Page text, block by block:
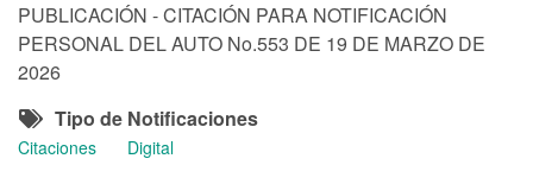
PUBLICACIÓN - CITACIÓN PARA NOTIFICACIÓN
PERSONAL DEL AUTO No.553 DE 19 DE MARZO DE
2026
Tipo de Notificaciones
Citaciones Digital